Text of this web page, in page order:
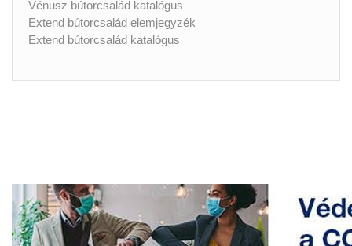
Vénusz bútorcsalád katalógus
Extend bútorcsalád elemjegyzék
Extend bútorcsalád katalógus